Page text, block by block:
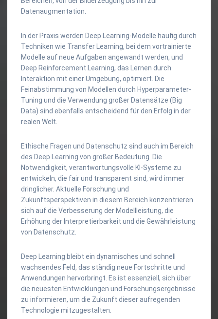
Datenaugmentation.
In der Praxis werden Deep Learning-Modelle häufig durch
Techniken wie Transfer Learning, bei dem vortrainierte
Modelle auf neue Aufgaben angewandt werden, und
Deep Reinforcement Learning, das Lernen durch
Interaktion mit einer Umgebung, optimiert. Die
Feinabstimmung von Modellen durch Hyperparameter-
Tuning und die Verwendung großer Datensätze (Big
Data) sind ebenfalls entscheidend für den Erfolg in der
realen Welt.
Ethische Fragen und Datenschutz sind auch im Bereich
des Deep Learning von großer Bedeutung. Die
Notwendigkeit, verantwortungsvolle KI-Systeme zu
entwickeln, die fair und transparent sind, wird immer
dringlicher. Aktuelle Forschung und
Zukunftsperspektiven in diesem Bereich konzentrieren
sich auf die Verbesserung der Modellleistung, die
Erhöhung der Interpretierbarkeit und die Gewährleistung
von Datenschutz.
Deep Learning bleibt ein dynamisches und schnell
wachsendes Feld, das ständig neue Fortschritte und
Anwendungen hervorbringt. Es ist essenziell, sich über
die neuesten Entwicklungen und Forschungsergebnisse
zu informieren, um die Zukunft dieser aufregenden
Technologie mitzugestalten.